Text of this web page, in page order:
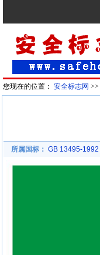
您现在的位置： 安全标志网 >>
所属国标： GB 13495-1992